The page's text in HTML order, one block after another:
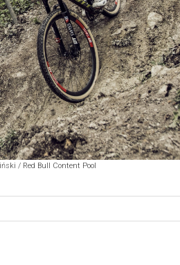
/ Red Bull Content Pool